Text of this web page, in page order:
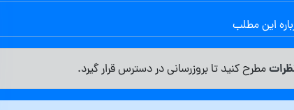
این مطلب
مطرح کنید تا بروزرسانی در دسترس قرار گیرد.